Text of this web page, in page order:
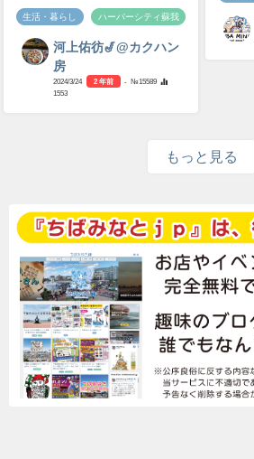
生活・暮らし ハーバーシティ蘇我
河上佑彷🎷@カクハン
房
2024/3/24 2 年前
- №15589
1553
もっと見る